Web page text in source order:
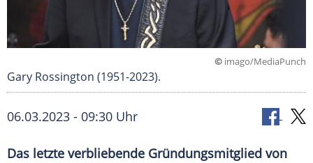
© imago/MediaPunch
Gary Rossington (1951-2023).
06.03.2023 - 09:30 Uhr
Das letzte verbliebende Gründungsmitglied von